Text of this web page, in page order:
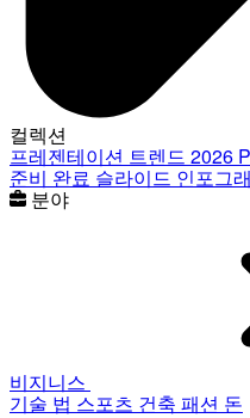
컬렉션
프레젠테이션 트렌드 2026
준비 완료 슬라이드 인포그
분야
비지니스
기술 법 스포츠 건축 패션 돈